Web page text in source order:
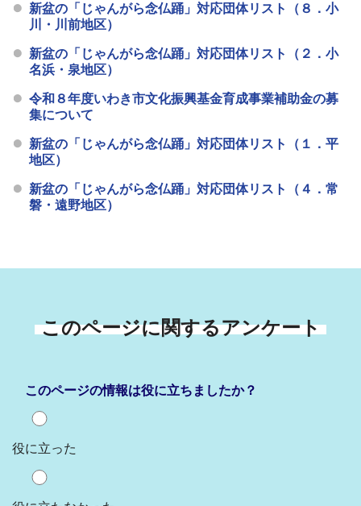
新盆の「じゃんがら念仏踊」対応団体リスト（８．小
川・川前地区）
新盆の「じゃんがら念仏踊」対応団体リスト（２．小
名浜・泉地区）
令和８年度いわき市文化振興基金育成事業補助金の募
集について
新盆の「じゃんがら念仏踊」対応団体リスト（１．平
地区）
新盆の「じゃんがら念仏踊」対応団体リスト（４．常
磐・遠野地区）
このページに関するアンケート
このページの情報は役に立ちましたか？
役に立った